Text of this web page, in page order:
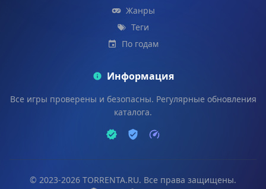
Жанры
Теги
По годам
Информация
Все игры проверены и безопасны. Регулярные обновления
каталога.
© 2023-2026 TORRENTA.RU. Все права защищены.